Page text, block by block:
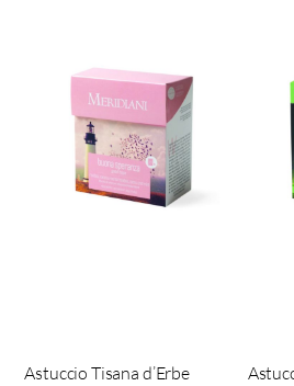
Astuccio Tisana d’Erbe